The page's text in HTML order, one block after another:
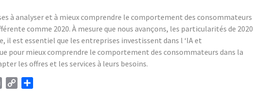
à analyser et à mieux comprendre le comportement des consommateurs
comme 2020. À mesure que nous avançons, les particularités de 2020
il est essentiel que les entreprises investissent dans l ‘IA et
pour mieux comprendre le comportement des consommateurs dans la
les offres et les services à leurs besoins.
Email Copy